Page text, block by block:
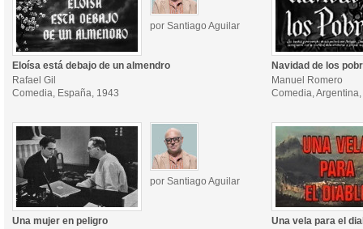
por Santiago Aguilar
Eloísa está debajo de un almendro
Rafael Gil
Comedia, España, 1943
Navidad de los
Manuel Romero
Comedia,
por Santiago Aguilar
Una mujer en peligro
Una vela para el